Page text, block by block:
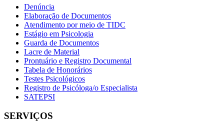
Denúncia
Elaboração de Documentos
Atendimento por meio de TIDC
Estágio em Psicologia
Guarda de Documentos
Lacre de Material
Prontuário e Registro Documental
Tabela de Honorários
Testes Psicológicos
Registro de Psicóloga/o Especialista
SATEPSI
SERVIÇOS